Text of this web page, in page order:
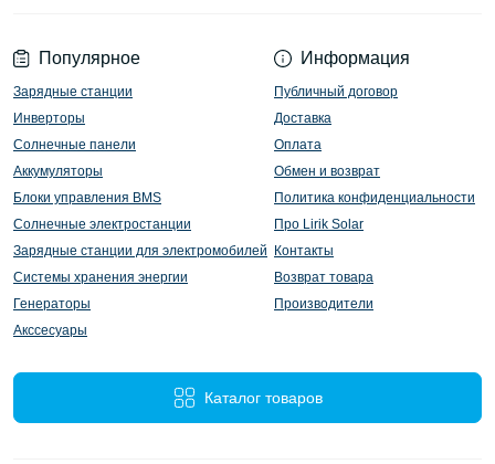
Популярное
Зарядные станции
Инверторы
Солнечные панели
Аккумуляторы
Блоки управления BMS
Солнечные электростанции
Зарядные станции для электромобилей
Системы хранения энергии
Генераторы
Акссесуары
Информация
Публичный договор
Доставка
Оплата
Обмен и возврат
Политика конфиденциальности
Про Lirik Solar
Контакты
Возврат товара
Производители
Каталог товаров